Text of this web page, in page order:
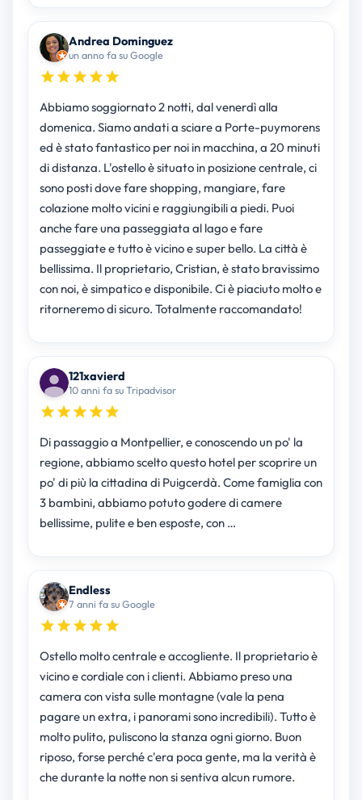
Andrea Dominguez
un anno fa su Google
Abbiamo soggiornato 2 notti, dal venerdì alla
domenica. Siamo andati a sciare a Porte-puymorens
ed è stato fantastico per noi in macchina, a 20 minuti
di distanza. L'ostello è situato in posizione centrale, ci
sono posti dove fare shopping, mangiare, fare
colazione molto vicini e raggiungibili a piedi. Puoi
anche fare una passeggiata al lago e fare
passeggiate e tutto è vicino e super bello. La città è
bellissima. Il proprietario, Cristian, è stato bravissimo
con noi, è simpatico e disponibile. Ci è piaciuto molto e
ritorneremo di sicuro. Totalmente raccomandato!
121xavierd
10 anni fa su Tripadvisor
Di passaggio a Montpellier, e conoscendo un po' la
regione, abbiamo scelto questo hotel per scoprire un
po' di più la cittadina di Puigcerdà. Come famiglia con
3 bambini, abbiamo potuto godere di camere
bellissime, pulite e ben esposte, con …
Endless
7 anni fa su Google
Ostello molto centrale e accogliente. Il proprietario è
vicino e cordiale con i clienti. Abbiamo preso una
camera con vista sulle montagne (vale la pena
pagare un extra, i panorami sono incredibili). Tutto è
molto pulito, puliscono la stanza ogni giorno. Buon
riposo, forse perché c'era poca gente, ma la verità è
che durante la notte non si sentiva alcun rumore.